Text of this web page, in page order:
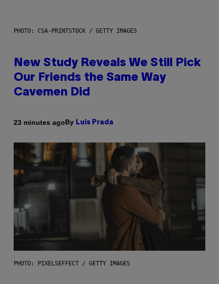
PHOTO: CSA-PRINTSTOCK / GETTY IMAGES
New Study Reveals We Still Pick
Our Friends the Same Way
Cavemen Did
23 minutes agoBy Luis Prada
PHOTO: PIXELSEFFECT / GETTY IMAGES